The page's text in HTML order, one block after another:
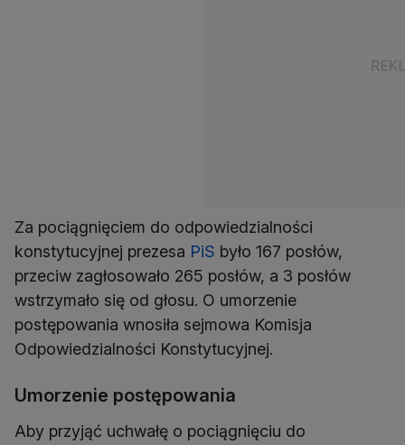
Za pociągnięciem do odpowiedzialności
konstytucyjnej prezesa PiS było 167 posłów,
przeciw zagłosowało 265 posłów, a 3 posłów
wstrzymało się od głosu. O umorzenie
postępowania wnosiła sejmowa Komisja
Odpowiedzialności Konstytucyjnej.
Umorzenie postępowania
Aby przyjąć uchwałę o pociągnięciu do